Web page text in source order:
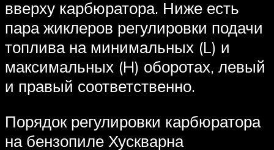
вверху карбюратора. Ниже есть
пара жиклеров регулировки подачи
топлива на минимальных (L) и
максимальных (H) оборотах, левый
и правый соответственно.
Порядок регулировки карбюратора
на бензопиле Хускварна